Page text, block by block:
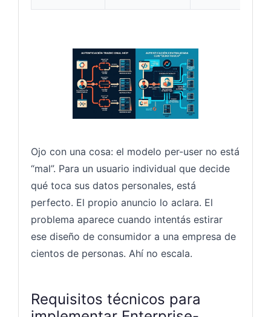
Ojo con una cosa: el modelo per-user no está
“mal”. Para un usuario individual que decide
qué toca sus datos personales, está
perfecto. El propio anuncio lo aclara. El
problema aparece cuando intentás estirar
ese diseño de consumidor a una empresa de
cientos de personas. Ahí no escala.
Requisitos técnicos para